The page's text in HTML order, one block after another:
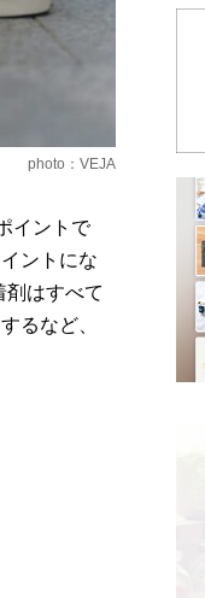
photo：VEJA
イントで
ントにな
剤はすべて
るなど、